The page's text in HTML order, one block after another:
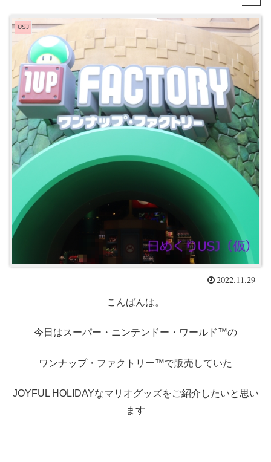
USJ
2022.11.29
こんばんは。
今日はスーパー・ニンテンドー・ワールド™の
ワンナップ・ファクトリー™で販売していた
JOYFUL HOLIDAYなマリオグッズをご紹介したいと思い
ます